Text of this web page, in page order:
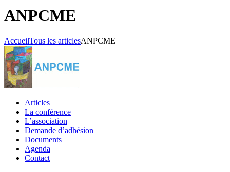
ANPCME
AccueilTous les articlesANPCME
Articles
La conférence
L’association
Demande d’adhésion
Documents
Agenda
Contact